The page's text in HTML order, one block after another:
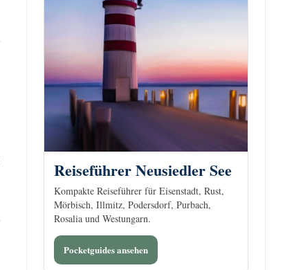
Reiseführer Neusiedler See
Kompakte Reiseführer für Eisenstadt, Rust,
Mörbisch, Illmitz, Podersdorf, Purbach,
Rosalia und Westungarn.
Pocketguides ansehen